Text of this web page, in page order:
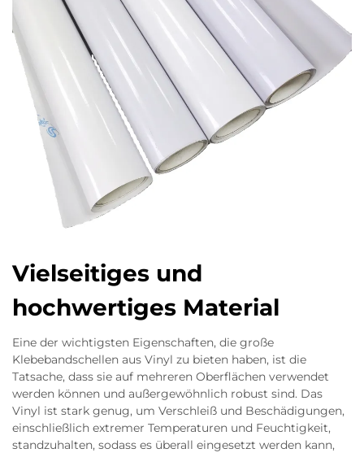
Vielseitiges und
hochwertiges Material
Eine der wichtigsten Eigenschaften, die große
Klebebandschellen aus Vinyl zu bieten haben, ist die
Tatsache, dass sie auf mehreren Oberflächen verwendet
werden können und außergewöhnlich robust sind. Das
Vinyl ist stark genug, um Verschleiß und Beschädigungen,
einschließlich extremer Temperaturen und Feuchtigkeit,
standzuhalten, sodass es überall eingesetzt werden kann,